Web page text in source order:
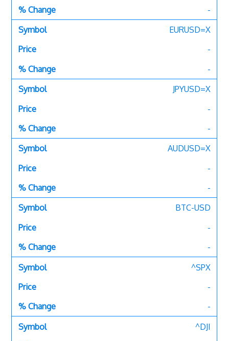
-
EURUSD=X
-
-
JPYUSD=X
-
-
AUDUSD=X
-
-
BTC-USD
-
-
^SPX
-
-
^DJI